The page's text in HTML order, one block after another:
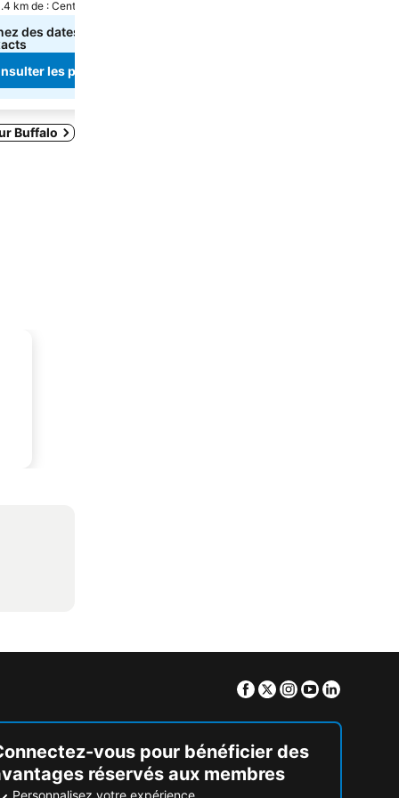
km de : Centre-ville
des dates pour voir
les prix
Buffalo
Facebook
TwitterInstagram
Youtube
vous pour bénéficier des
réservés aux membres
Personnalisez votre expérience